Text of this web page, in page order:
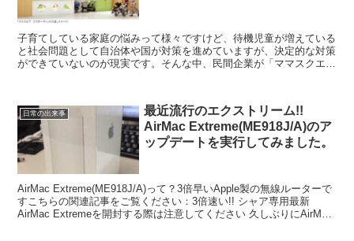
子育てしている家庭の悩みって様々ですけど、待機児童が増えている
と社会問題として自治体や国が対策を進めていますが、決定的な対策
ができていないのが現実です。そんな中、民間企業が「ママスクエ
日常の出来事
最近流行のエクストリーム!!
AirMac Extreme(ME918J/A)のア
ップデートを実行してみました。
AirMac Extreme(ME918J/A)って？3倍早いApple製の無線ルーターで
すこちらの関連記事をご覧ください：3倍速い!! シャア専用最新
AirMac Extremeを開封する際は注意してください 久しぶりにAirMac